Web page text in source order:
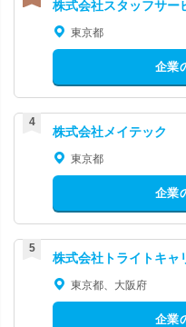
株式会社スタッフサー
東京都
企業
株式会社メイテック
東京都
企業
株式会社トライトキャ
東京都、大阪府
企業